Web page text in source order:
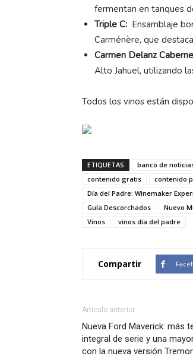
fermentan en tanques
Triple C: Ensamblaje
Carménère, que
Carmen Delanz
Alto Jahuel, utilizando
Todos los vinos están
ETIQUETAS banco de
contenido gratis
contenido
Día del Padre: Winemaker
Guía Descorchados
Nuevo
Vinos
vinos día del padre
Compartir
Artículo anterior
Nueva Ford Maverick: más
integral de serie y una
con la nueva versión Tremor